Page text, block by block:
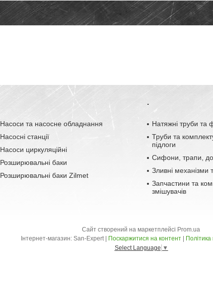
Насоси та насосне обладнання
Насосні станції
Насоси циркуляційні
Розширювальні баки
Розширювальні баки Zilmet
.
Натяжні труби та
Труби та
підлоги
Сифони, трапи,
Зливні механізми
Запчастини та
змішувачів
Сайт створений на маркетплейсі Prom.ua
Поскаржитися на контент
Політика
Select Language ▼